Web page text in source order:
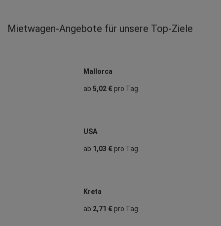
Mietwagen‑Angebote für unsere Top‑Ziele
Mallorca
ab 5,02 €pro Tag
USA
ab 1,03 €pro Tag
Kreta
ab 2,71 €pro Tag